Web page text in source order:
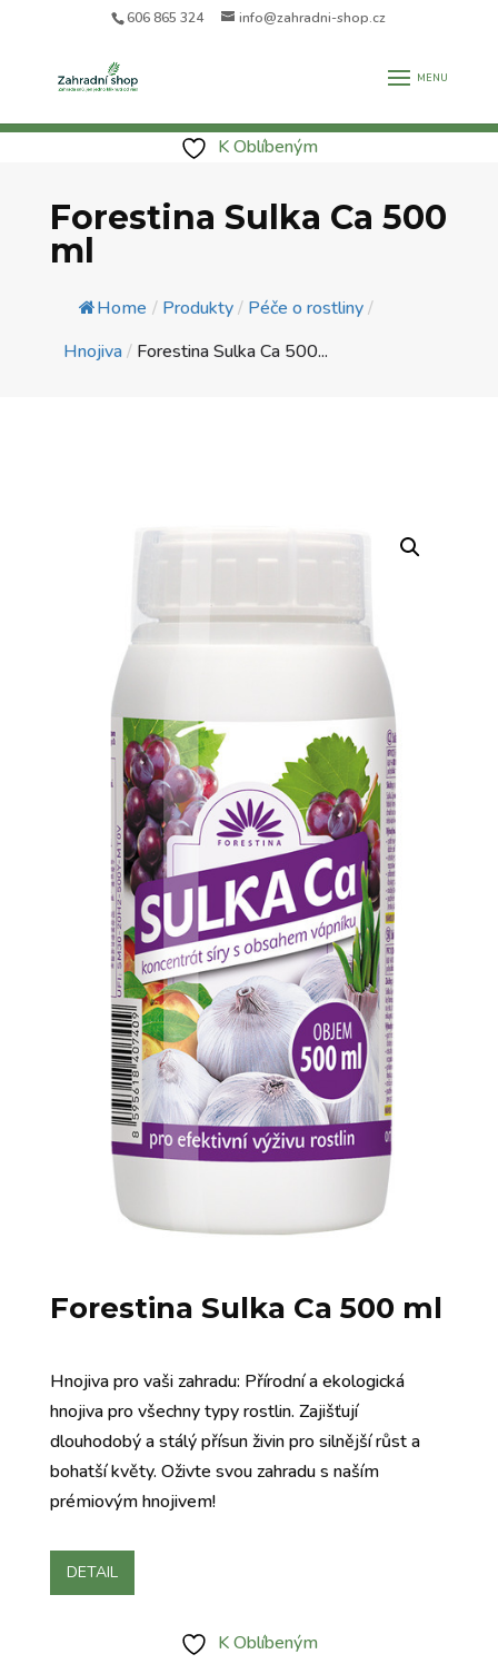
606 865 324 info@zahradni-shop.cz
K Oblíbeným
Forestina Sulka Ca 500
ml
Home / Produkty/ Péče o rostliny/
Hnojiva/ Forestina Sulka Ca 500...
Forestina Sulka Ca 500 ml
Hnojiva pro vaši zahradu: Přírodní a ekologická
hnojiva pro všechny typy rostlin. Zajišťují
dlouhodobý a stálý přísun živin pro silnější růst a
bohatší květy. Oživte svou zahradu s naším
prémiovým hnojivem!
DETAIL
K Oblíbeným